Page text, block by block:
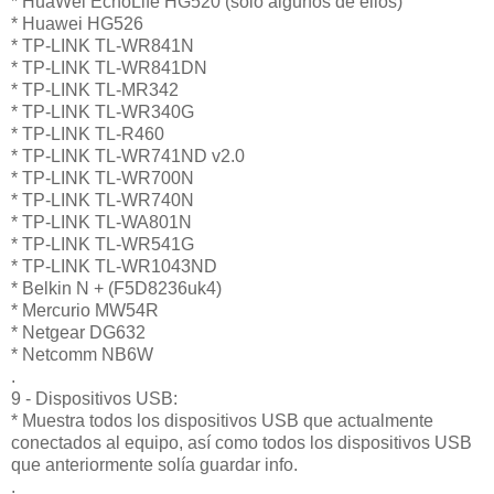
* Huawei HG526
* TP-LINK TL-WR841N
* TP-LINK TL-WR841DN
* TP-LINK TL-MR342
* TP-LINK TL-WR340G
* TP-LINK TL-R460
* TP-LINK TL-WR741ND v2.0
* TP-LINK TL-WR700N
* TP-LINK TL-WR740N
* TP-LINK TL-WA801N
* TP-LINK TL-WR541G
* TP-LINK TL-WR1043ND
* Belkin N + (F5D8236uk4)
* Mercurio MW54R
* Netgear DG632
* Netcomm NB6W
.
9 - Dispositivos USB:
* Muestra todos los dispositivos USB que actualmente
conectados al equipo, así como todos los dispositivos USB
que anteriormente solía guardar info.
.